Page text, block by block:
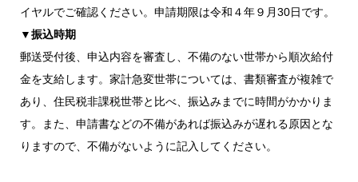
イヤルでご確認ください。申請期限は令和４年９月30日です。
▼振込時期
郵送受付後、申込内容を審査し、不備のない世帯から順次給付
金を支給します。家計急変世帯については、書類審査が複雑で
あり、住民税非課税世帯と比べ、振込みまでに時間がかかりま
す。また、申請書などの不備があれば振込みが遅れる原因とな
りますので、不備がないように記入してください。